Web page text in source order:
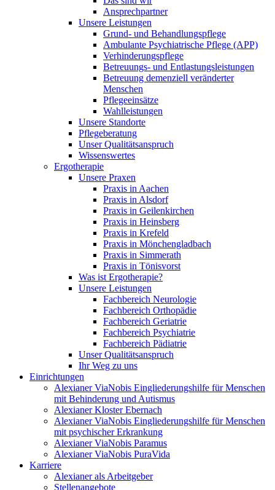
Ansprechpartner
Unsere Leistungen
Grund- und Behandlungspflege
Ambulante Psychiatrische Pflege (APP)
Verhinderungspflege
Betreuungs- und Entlastungsleistungen
Betreuung demenziell veränderter
Menschen
Pflegeeinsätze
Wahlleistungen
Unsere Standorte
Pflegeberatung
Unser Qualitätsanspruch
Wissenswertes
Ergotherapie
Unsere Praxen
Praxis in Aachen
Praxis in Alsdorf
Praxis in Geilenkirchen
Praxis in Heinsberg
Praxis in Krefeld
Praxis in Mönchengladbach
Praxis in Simmerath
Praxis in Tönisvorst
Was ist Ergotherapie?
Unsere Leistungen
Fachbereich Neurologie
Fachbereich Orthopädie
Fachbereich Geriatrie
Fachbereich Psychiatrie
Fachbereich Pädiatrie
Unser Qualitätsanspruch
Ihr Weg zu uns
Einrichtungen
Alexianer ViaNobis Eingliederungshilfe für Menschen
mit Behinderung und Autismus
Alexianer Kloster Ebernach
Alexianer ViaNobis Eingliederungshilfe für Menschen
mit psychischer Erkrankung
Alexianer ViaNobis Paramus
Alexianer ViaNobis PuraVida
Karriere
Alexianer als Arbeitgeber
Stellenangebote